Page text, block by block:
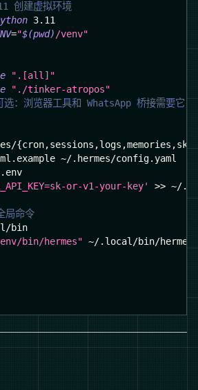
创建虚拟环境
3.11
="$(pwd) /venv"
".[all]"
"./tinker-atropos"
：浏览器工具和 WhatsApp 桥接需要它
{
~/.hermes/config.yaml
or-v1-your-key' >> ~/
局命令
bin
bin/hermes" ~/.local/bin/hermes